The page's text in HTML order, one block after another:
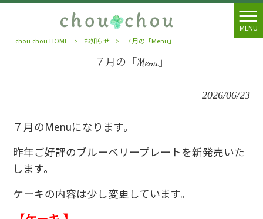
MENU
chou chou HOME
> お知らせ > ７月の「Menu」
７月の「Menu」
2026/06/23
７月のMenuになります。
昨年ご好評のブルーベリープレートを新発売いた
します。
ケーキの内容は少し変更しています。